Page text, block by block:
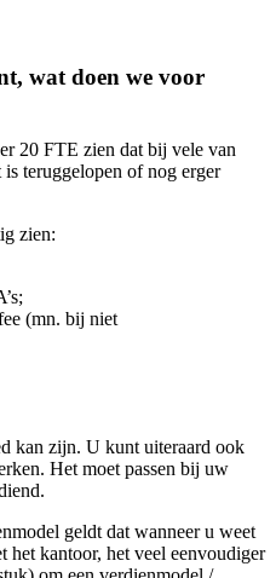
wat doen we voor
20 FTE zien dat bij vele van
is teruggelopen of nog erger
zien:
(mn. bij niet
kan zijn. U kunt uiteraard ook
Het moet passen bij uw
geldt dat wanneer u weet
het kantoor, het veel eenvoudiger